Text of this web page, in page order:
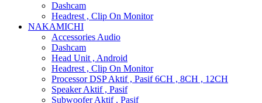
Dashcam
Headrest , Clip On Monitor
NAKAMICHI
Accessories Audio
Dashcam
Head Unit , Android
Headrest , Clip On Monitor
Processor DSP Aktif , Pasif 6CH , 8CH , 12CH
Speaker Aktif , Pasif
Subwoofer Aktif , Pasif